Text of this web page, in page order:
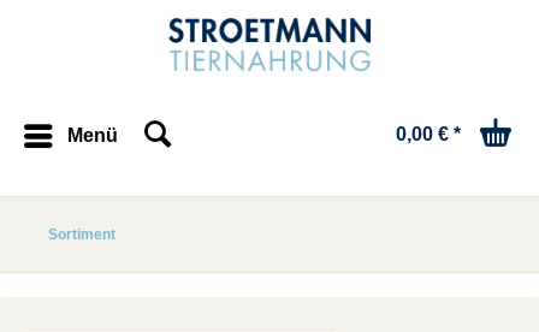
Menü 0,00 € *
Sortiment